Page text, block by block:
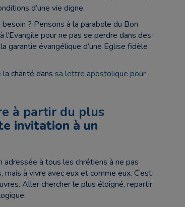
d’une vie digne.
? Pensons à la parabole du Bon
l’Evangile pour ne pas se perdre dans des
garantie évangélique d’une Eglise fidèle
charité dans sa lettre apostolique pour
à partir du plus
invitation à un
adressée à tous les chrétiens à ne pas
à vivre avec eux et comme eux. C’est
Aller chercher le plus éloigné, repartir